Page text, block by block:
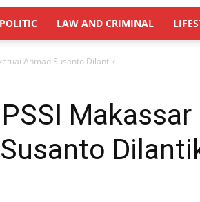
POLITIC LAW AND CRIMINAL
Ahmad Susanto Dilantik
Makassar